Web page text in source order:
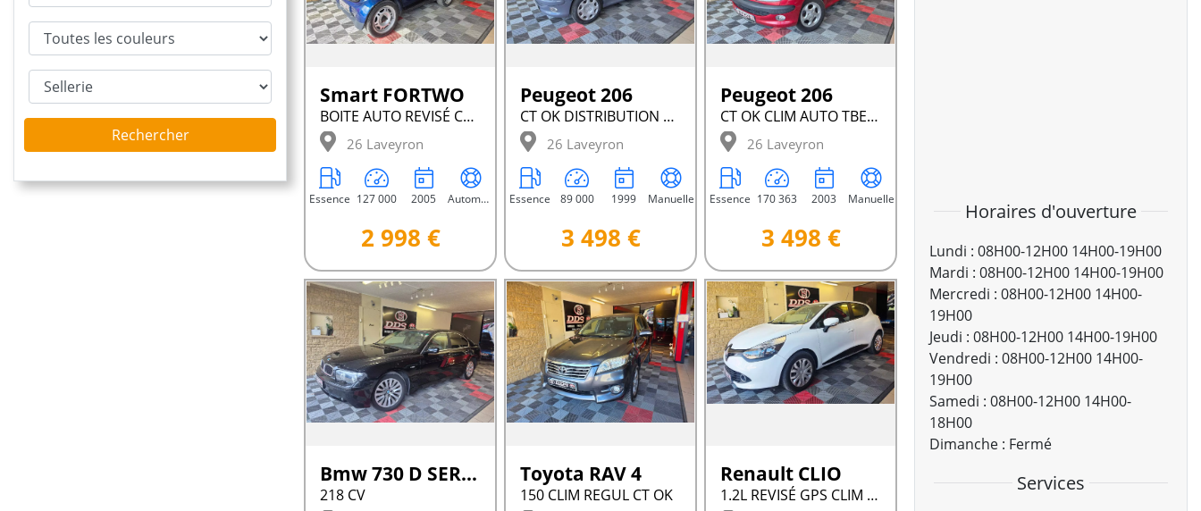
Rechercher
Smart FORTWO
BOITE AUTO REVISÉ CT OK
26 Laveyron
Essence 127 000 2005 Automatique
2 998 €
Peugeot 206
CT OK DISTRIBUTION VIDANGE NEUF
26 Laveyron
Essence 89 000 1999 Manuelle
3 498 €
Peugeot 206
CT OK CLIM AUTO TBE A VOIR !!
26 Laveyron
Essence 170 363 2003 Manuelle
3 498 €
Bmw 730 D SERIE 7
218 CV
Toyota RAV 4
150 CLIM REGUL CT OK
Renault CLIO
1.2L REVISÉ GPS CLIM REGUL
Horaires d'ouverture
Lundi : 08H00-12H00 14H00-19H00
Mardi : 08H00-12H00 14H00-19H00
Mercredi : 08H00-12H00 14H00-
19H00
Jeudi : 08H00-12H00 14H00-19H00
Vendredi : 08H00-12H00 14H00-
19H00
Samedi : 08H00-12H00 14H00-
18H00
Dimanche : Fermé
Services